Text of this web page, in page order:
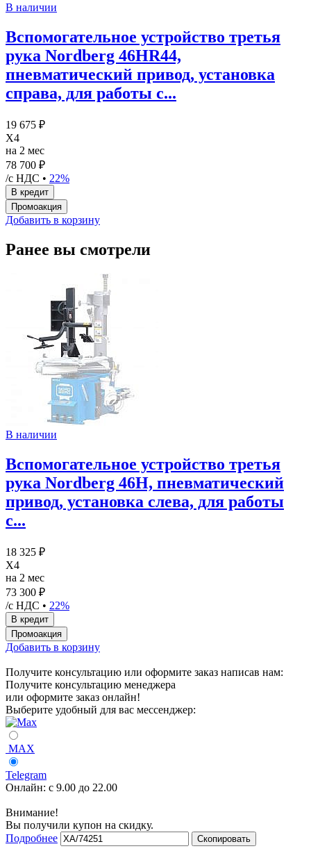
В наличии
Вспомогательное устройство третья
рука Nordberg 46HR44,
пневматический привод, установка
справа, для работы с...
19 675 ₽
X4
на 2 мес
78 700 ₽
/с НДС • 22%
Добавить в корзину
Ранее вы смотрели
В наличии
Вспомогательное устройство третья
рука Nordberg 46H, пневматический
привод, установка слева, для работы
с...
18 325 ₽
X4
на 2 мес
73 300 ₽
/с НДС • 22%
Добавить в корзину
Получите консультацию или оформите заказ написав нам:
Получите консультацию менеджера
или оформите заказ онлайн!
Выберите удобный для вас мессенджер:
MAX
Telegram
Онлайн: с 9.00 до 22.00
Внимание!
Вы получили купон на скидку.
Подробнее
Скопировать